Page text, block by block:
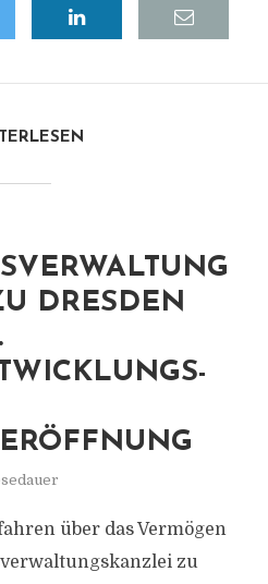
DRESDEN
über das Vermögen
zu